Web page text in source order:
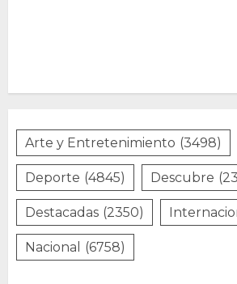
Arte y Entretenimiento (3498)
Deporte (4845) Descubre
Destacadas (2350)
Nacional (6758)